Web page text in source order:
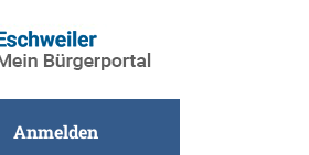
Anmelden